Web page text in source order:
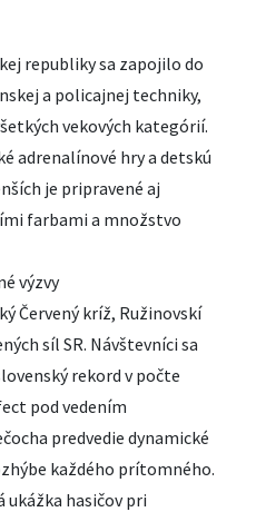
republiky sa zapojilo do
a policajnej techniky,
vekových kategórií.
adrenalínové hry a detskú
je pripravené aj
farbami a množstvo
výzvy
Červený kríž, Ružinovskí
síl SR. Návštevníci sa
rekord v počte
pod vedením
predvedie dynamické
každého prítomného.
ukážka hasičov pri